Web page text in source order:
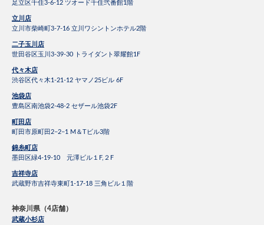
足立区千住3-6-12 ツオード千住弐番館1階
立川店
立川市柴崎町3-7-16 立川ワシントンホテル2階
二子玉川店
世田谷区玉川3-39-30 トライダント翠耀館1F
代々木店
渋谷区代々木1-21-12 ヤマノ25ビル 6F
池袋店
豊島区南池袋2-48-2 セザール池袋2F
町田店
町田市原町田2−2−1 M＆Tビル3階
錦糸町店
墨田区緑4-19-10 元澤ビル１F,２F
吉祥寺店
武蔵野市吉祥寺東町1-17-18 三角ビル１階
神奈川県（4店舗）
武蔵小杉店